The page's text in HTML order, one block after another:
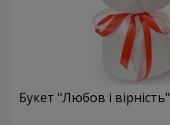
Букет "Любов і вірність"